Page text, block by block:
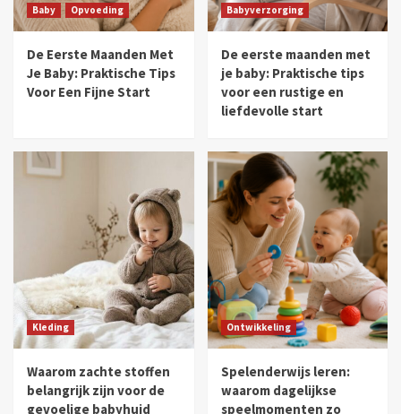
Zwangerschap
Zwanger met een baby: dit is wat je moet
2
Tips Zwangerschap
Hoe ga jij je kindje noemen? Dit zijn de
populairste namen voor 2021
4
Tips Zwangerschap
De 8 meest voorkomende
zwangerschapsfabels
Zwangerschap
Baby Opvoeding
De Eerste Maanden Met
Je Baby: Praktische Tips
Voor Een Fijne Start
Babyverzorging
De eerste maanden met
je baby: Praktische tips
voor een rustige en
liefdevolle start
Kleding
Waarom zachte stoffen
belangrijk zijn voor de
gevoelige babyhuid
Ontwikkeling
Spelenderwijs leren:
waarom dagelijkse
speelmomenten zo